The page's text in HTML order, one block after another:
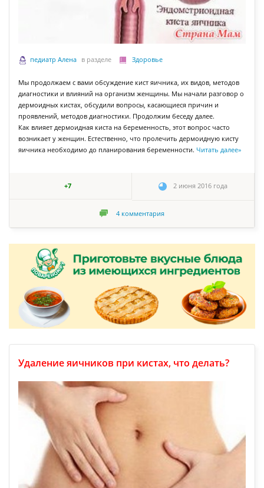
педиатр Алена в разделе Здоровье
Мы продолжаем с вами обсуждение кист яичника, их видов, методов
диагностики и влияний на организм женщины. Мы начали разговор о
дермоидных кистах, обсудили вопросы, касающиеся причин и
проявлений, методов диагностики. Продолжим беседу далее.
Как влияет дермоидная киста на беременность, этот вопрос часто
возникает у женщин. Естественно, что пролечить дермоидную кисту
яичника необходимо до планирования беременности. Читать далее»
+7 2 июня 2016 года
4 комментария
Удаление яичников при кистах, что делать?